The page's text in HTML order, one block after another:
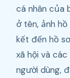
cá nhân của
ở tên, ảnh hồ
kết đến hồ
xã hội và
người dùng,